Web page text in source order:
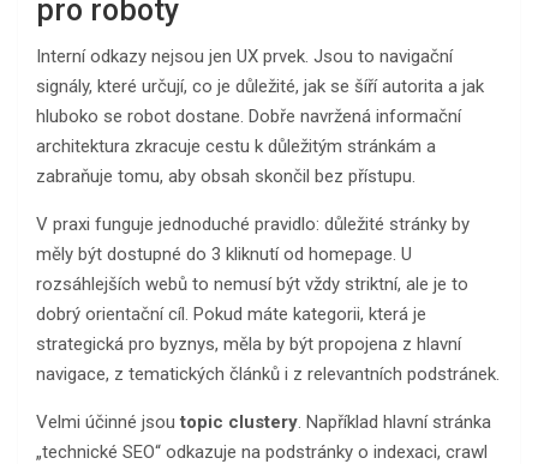
pro roboty
Interní odkazy nejsou jen UX prvek. Jsou to navigační
signály, které určují, co je důležité, jak se šíří autorita a jak
hluboko se robot dostane. Dobře navržená informační
architektura zkracuje cestu k důležitým stránkám a
zabraňuje tomu, aby obsah skončil bez přístupu.
V praxi funguje jednoduché pravidlo: důležité stránky by
měly být dostupné do 3 kliknutí od homepage. U
rozsáhlejších webů to nemusí být vždy striktní, ale je to
dobrý orientační cíl. Pokud máte kategorii, která je
strategická pro byznys, měla by být propojena z hlavní
navigace, z tematických článků i z relevantních podstránek.
Velmi účinné jsoutopic clustery. Například hlavní stránka
„technické SEO“ odkazuje na podstránky o indexaci, crawl